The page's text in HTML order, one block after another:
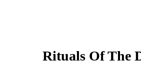
Rituals Of The